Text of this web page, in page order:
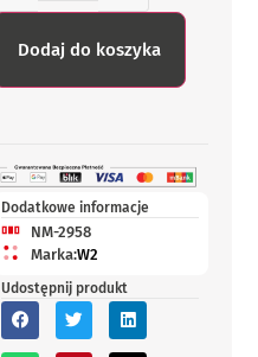
Dodaj do koszyka
Dodatkowe informacje
NM-2958
Marka:W2
Udostępnij produkt